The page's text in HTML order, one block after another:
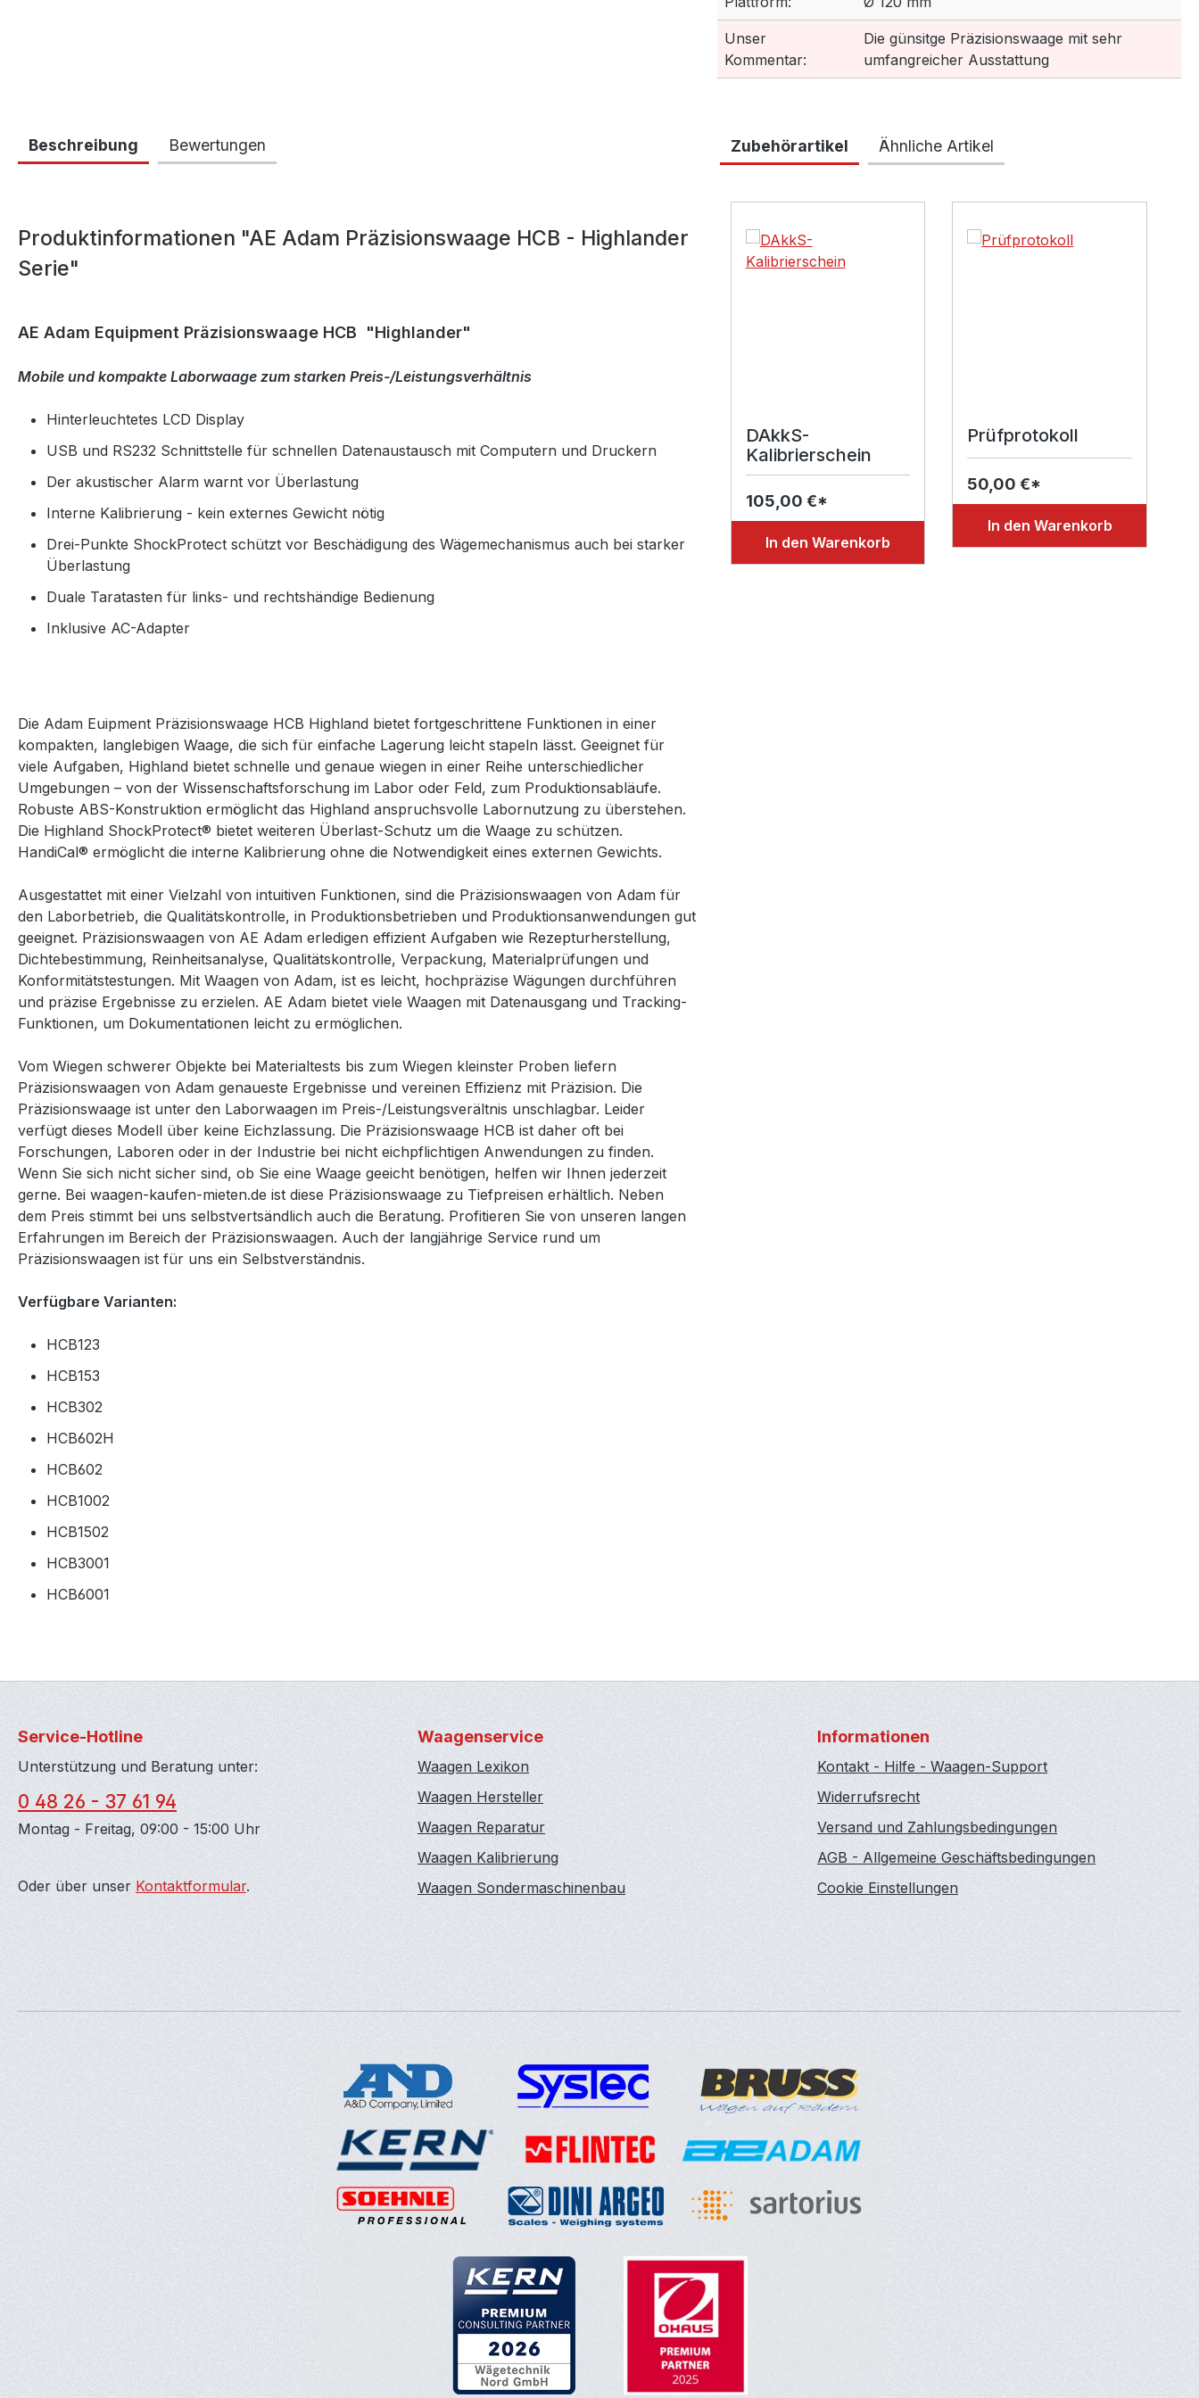
Unser
Kommentar:
Die günsitge Präzisionswaage mit sehr
umfangreicher Ausstattung
Beschreibung Bewertungen
Produktinformationen "AE Adam Präzisionswaage HCB - Highlander
Serie"
AE Adam Equipment Präzisionswaage HCB "Highlander"
Mobile und kompakte Laborwaage zum starken Preis-/Leistungsverhältnis
Hinterleuchtetes LCD Display
USB und RS232 Schnittstelle für schnellen Datenaustausch mit Computern und Druckern
Der akustischer Alarm warnt vor Überlastung
Interne Kalibrierung - kein externes Gewicht nötig
Drei-Punkte ShockProtect schützt vor Beschädigung des Wägemechanismus auch bei starker
Überlastung
Duale Taratasten für links- und rechtshändige Bedienung
Inklusive AC-Adapter
Die Adam Euipment Präzisionswaage HCB Highland bietet fortgeschrittene Funktionen in einer
kompakten, langlebigen Waage, die sich für einfache Lagerung leicht stapeln lässt. Geeignet für
viele Aufgaben, Highland bietet schnelle und genaue wiegen in einer Reihe unterschiedlicher
Umgebungen – von der Wissenschaftsforschung im Labor oder Feld, zum Produktionsabläufe.
Robuste ABS-Konstruktion ermöglicht das Highland anspruchsvolle Labornutzung zu überstehen.
Die Highland ShockProtect® bietet weiteren Überlast-Schutz um die Waage zu schützen.
HandiCal® ermöglicht die interne Kalibrierung ohne die Notwendigkeit eines externen Gewichts.
Ausgestattet mit einer Vielzahl von intuitiven Funktionen, sind die Präzisionswaagen von Adam für
den Laborbetrieb, die Qualitätskontrolle, in Produktionsbetrieben und Produktionsanwendungen gut
geeignet. Präzisionswaagen von AE Adam erledigen effizient Aufgaben wie Rezepturherstellung,
Dichtebestimmung, Reinheitsanalyse, Qualitätskontrolle, Verpackung, Materialprüfungen und
Konformitätstestungen. Mit Waagen von Adam, ist es leicht, hochpräzise Wägungen durchführen
und präzise Ergebnisse zu erzielen. AE Adam bietet viele Waagen mit Datenausgang und Tracking-
Funktionen, um Dokumentationen leicht zu ermöglichen.
Vom Wiegen schwerer Objekte bei Materialtests bis zum Wiegen kleinster Proben liefern
Präzisionswaagen von Adam genaueste Ergebnisse und vereinen Effizienz mit Präzision. Die
Präzisionswaage ist unter den Laborwaagen im Preis-/Leistungsverältnis unschlagbar. Leider
verfügt dieses Modell über keine Eichzlassung. Die Präzisionswaage HCB ist daher oft bei
Forschungen, Laboren oder in der Industrie bei nicht eichpflichtigen Anwendungen zu finden.
Wenn Sie sich nicht sicher sind, ob Sie eine Waage geeicht benötigen, helfen wir Ihnen jederzeit
gerne. Bei waagen-kaufen-mieten.de ist diese Präzisionswaage zu Tiefpreisen erhältlich. Neben
dem Preis stimmt bei uns selbstvertsändlich auch die Beratung. Profitieren Sie von unseren langen
Erfahrungen im Bereich der Präzisionswaagen. Auch der langjährige Service rund um
Präzisionswaagen ist für uns ein Selbstverständnis.
Verfügbare Varianten:
HCB123
HCB153
HCB302
HCB602H
HCB602
HCB1002
HCB1502
HCB3001
HCB6001
Zubehörartikel Ähnliche Artikel
DAkkS-
Kalibrierschein
105,00 €*
In den Warenkorb
Prüfprotokoll
50,00 €*
In den Warenkorb
Service-Hotline
Unterstützung und Beratung unter:
0 48 26 - 37 61 94
Montag - Freitag, 09:00 - 15:00 Uhr
Oder über unser Kontaktformular.
Waagenservice
Waagen Lexikon
Waagen Hersteller
Waagen Reparatur
Waagen Kalibrierung
Waagen Sondermaschinenbau
Informationen
Kontakt - Hilfe - Waagen-Support
Widerrufsrecht
Versand und Zahlungsbedingungen
AGB - Allgemeine Geschäftsbedingungen
Cookie Einstellungen